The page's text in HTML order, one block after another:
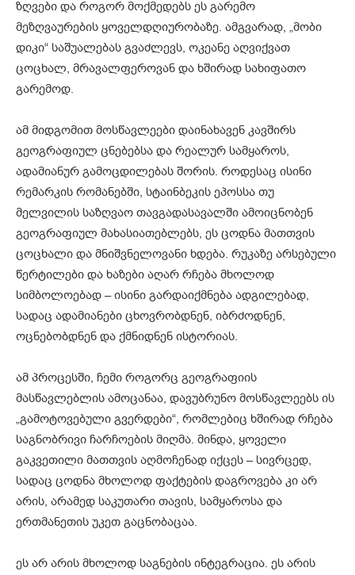
ზღვები და როგორ მოქმედებს ეს გარემო
მეზღვაურების ყოველდღიურობაზე. ამგვარად, „მობი
დიკი“ საშუალებას გვაძლევს, ოკეანე აღვიქვათ
ცოცხალ, მრავალფეროვან და ხშირად სახიფათო
გარემოდ.
ამ მიდგომით მოსწავლეები დაინახავენ კავშირს
გეოგრაფიულ ცნებებსა და რეალურ სამყაროს,
ადამიანურ გამოცდილებას შორის. როდესაც ისინი
რემარკის რომანებში, სტაინბეკის ეპოსსა თუ
მელვილის საზღვაო თავგადასავალში ამოიცნობენ
გეოგრაფიულ მახასიათებლებს, ეს ცოდნა მათთვის
ცოცხალი და მნიშვნელოვანი ხდება. რუკაზე არსებული
წერტილები და ხაზები აღარ რჩება მხოლოდ
სიმბოლოებად – ისინი გარდაიქმნება ადგილებად,
სადაც ადამიანები ცხოვრობდნენ, იბრძოდნენ,
ოცნებობდნენ და ქმნიდნენ ისტორიას.
ამ პროცესში, ჩემი როგორც გეოგრაფიის
მასწავლებლის ამოცანაა, დავუბრუნო მოსწავლეებს ის
„გამოტოვებული გვერდები“, რომლებიც ხშირად რჩება
საგნობრივი ჩარჩოების მიღმა. მინდა, ყოველი
გაკვეთილი მათთვის აღმოჩენად იქცეს – სივრცედ,
სადაც ცოდნა მხოლოდ ფაქტების დაგროვება კი არ
არის, არამედ საკუთარი თავის, სამყაროსა და
ერთმანეთის უკეთ გაცნობაცაა.
ეს არ არის მხოლოდ საგნების ინტეგრაცია. ეს არის